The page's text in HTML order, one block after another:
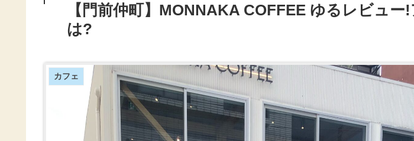
【門前仲町】MONNAKA COFFEE ゆるレビュー
は?
カフェ